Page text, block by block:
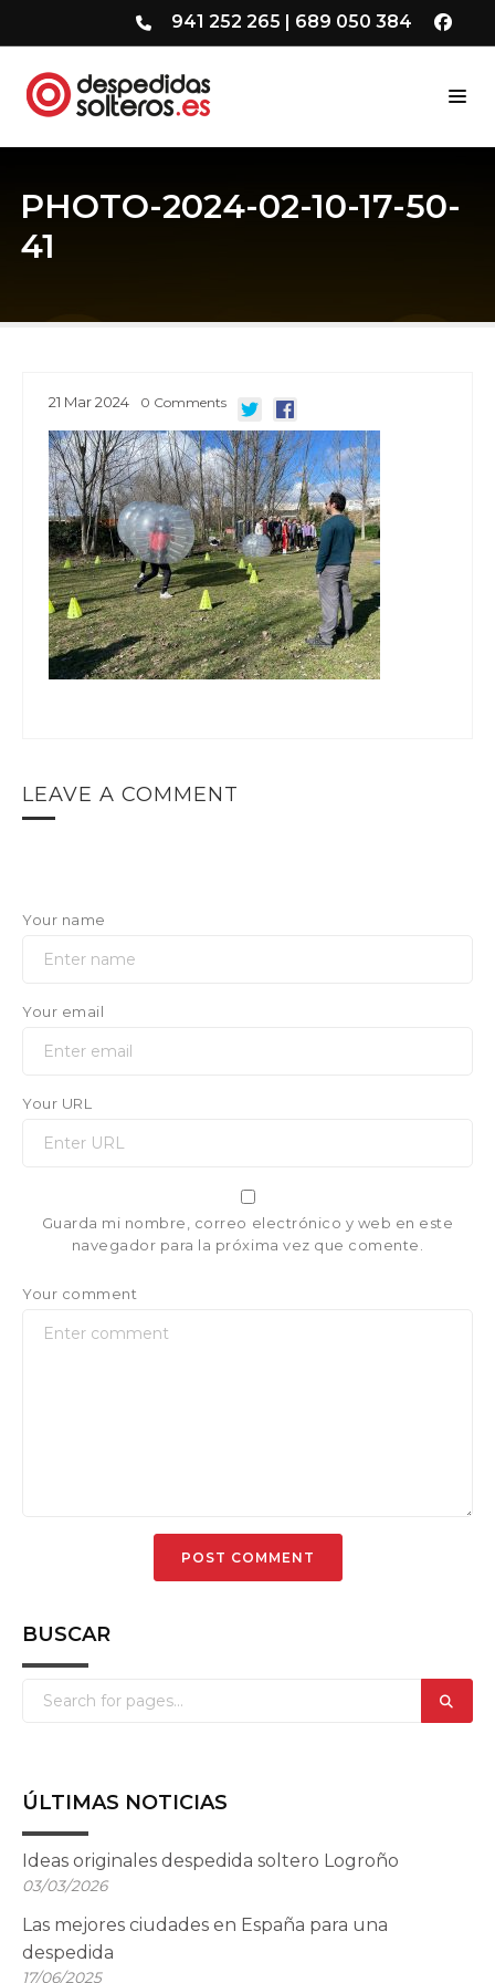
941 252 265 | 689 050 384
PHOTO-2024-02-10-17-50-
41
21 Mar2024 0 Comments
LEAVE A COMMENT
Your name
Your email
Your URL
Guarda mi nombre, correo electrónico y web en este
navegador para la próxima vez que comente.
Your comment
BUSCAR
ÚLTIMAS NOTICIAS
Ideas originales despedida soltero Logroño
03/03/2026
Las mejores ciudades en España para una
despedida
17/06/2025